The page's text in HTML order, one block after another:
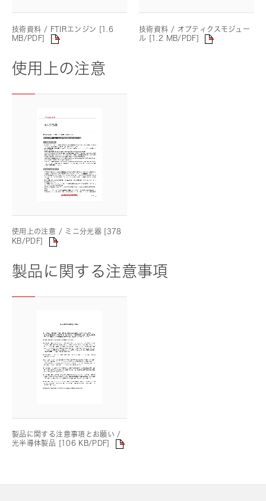
技術資料 / FTIRエンジン [1.6
MB/PDF]
技術資料 / オプティクスモジュー
ル [1.2 MB/PDF]
使用上の注意
使用上の注意 / ミニ分光器 [378
KB/PDF]
製品に関する注意事項
製品に関する注意事項とお願い /
光半導体製品 [106 KB/PDF]